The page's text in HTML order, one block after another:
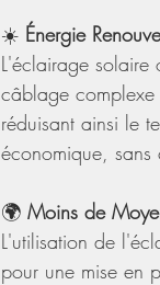
☀️ Énergie
L'éclairage solaire
câblage complexe
réduisant ainsi le
économique, sans
🌍 Moins de
L'utilisation de
pour une mise en